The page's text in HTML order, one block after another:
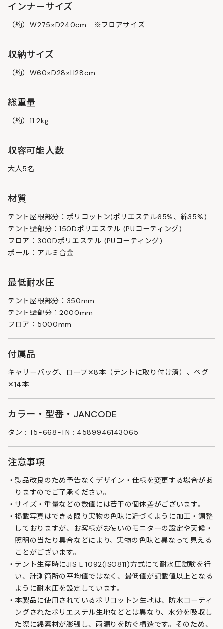
インナーサイズ
（約）W275×D240cm ※フロアサイズ
収納サイズ
（約）W60×D28×H28cm
総重量
（約）11.2kg
収容可能人数
大人5名
材質
テント屋根部分：ポリコットン(ポリエステル65%、綿35%)
テント壁部分：150Dポリエステル (PUコーティング)
フロア：300Dポリエステル (PUコーティング)
ポール：アルミ合金
最低耐水圧
テント屋根部分：350mm
テント壁部分：2000mm
フロア：5000mm
付属品
キャリーバッグ、ロープ✕8本（テントに取り付け済）、ペグ
✕14本
カラー・型番・JANCODE
タン : T5-668-TN : 4589946143065
注意事項
製品改良のため予告なくデザイン・仕様を変更する場合があ
りますのでご了承ください。
サイズ・重量などの数値には若干の個体差がございます。
掲載写真はできる限り実物の色味に近づくように加工・調整
しておりますが、お客様がお使いのモニターの設定や天候・
照明の当たり具合などにより、実物の色味と異なって見える
ことがございます。
テント生産時にJIS L 1092(ISO811)方式にて耐水圧試験を行
い、計測箇所の平均値ではなく、最低値が記載値以上となる
ように耐水圧を設定しています。
本製品に使用されているポリコットン生地は、防水コーティ
ングされたポリエステル生地などとは異なり、水分を吸収し
た際に綿素材が膨張し、雨漏りを防ぐ構造です。そのため、